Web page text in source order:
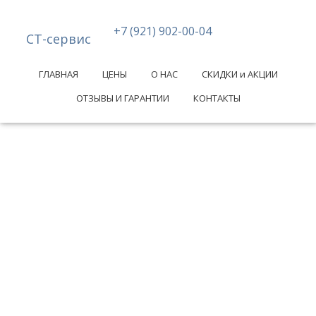
СТ-сервис +7 (921) 902-00-04
ГЛАВНАЯ ЦЕНЫ О НАС
СКИДКИ и АКЦИИ
ОТЗЫВЫ И ГАРАНТИИ
КОНТАКТЫ